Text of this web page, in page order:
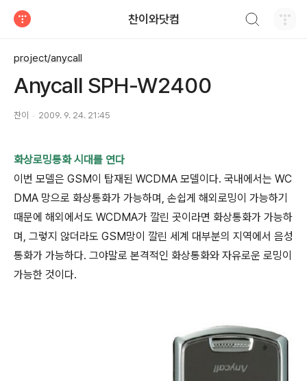
찬이와닷컴
project/anycall
Anycall SPH-W2400
찬이 2009. 9. 24. 21:45
화상로밍통화 시대를 연다
이번 모델은 GSM이 탑재된 WCDMA 모델이다. 국내에서는 WC
DMA 망으로 화상통화가 가능하며, 손쉽게 해외로밍이 가능하기
때문에 해외에서도 WCDMA가 깔린 곳이라면 화상통화가 가능하
며, 그렇지 않더라도 GSM망이 깔린 세계 대부분의 지역에서 음성
통화가 가능하다. 그야말로 본격적인 화상통화와 자유로운 로밍이
가능한 것이다.